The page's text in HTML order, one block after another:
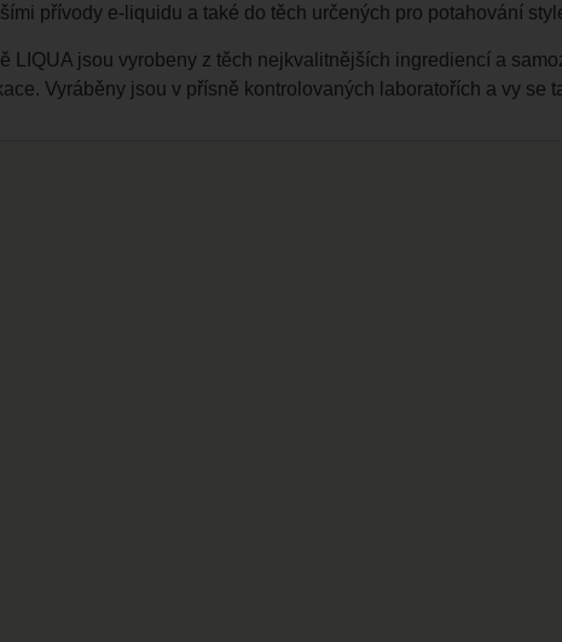
přívody e-liquidu a také do těch určených pro potahování
LIQUA jsou vyrobeny z těch nejkvalitnějších ingrediencí a
Vyráběny jsou v přísně kontrolovaných laboratořích a vy se